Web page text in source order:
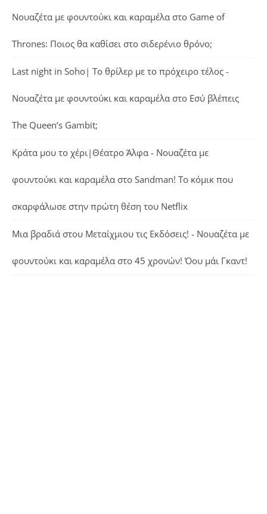
Νουαζέτα με φουντούκι και καραμέλα στο Game of
Thrones: Ποιος θα καθίσει στο σιδερένιο θρόνο;
Last night in Soho| Το θρίλερ με το πρόχειρο τέλος -
Νουαζέτα με φουντούκι και καραμέλα στο Εσύ βλέπεις
The Queen’s Gambit;
Κράτα μου το χέρι|Θέατρο Άλφα - Νουαζέτα με
φουντούκι και καραμέλα στο Sandman! Το κόμικ που
σκαρφάλωσε στην πρώτη θέση του Netflix
Μια βραδιά στου Μεταίχμιου τις Εκδόσεις! - Νουαζέτα με
φουντούκι και καραμέλα στο 45 χρονών! Όου μάι Γκαντ!